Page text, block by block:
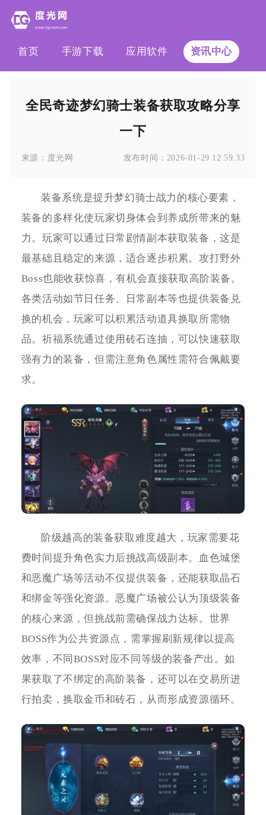
首页 手游下载 应用软件 资讯中心
全民奇迹梦幻骑士装备获取攻略分享
一下
来源： 度光网 发布时间： 2026-01-29 12:59:33
装备系统是提升梦幻骑士战力的核心要素，
装备的多样化使玩家切身体会到养成所带来的魅
力。玩家可以通过日常剧情副本获取装备，这是
最基础且稳定的来源，适合逐步积累。攻打野外
Boss也能收获惊喜，有机会直接获取高阶装备。
各类活动如节日任务、日常副本等也提供装备兑
换的机会，玩家可以积累活动道具换取所需物
品。祈福系统通过使用砖石连抽，可以快速获取
强有力的装备，但需注意角色属性需符合佩戴要
求。
阶级越高的装备获取难度越大，玩家需要花
费时间提升角色实力后挑战高级副本。血色城堡
和恶魔广场等活动不仅提供装备，还能获取晶石
和绑金等强化资源。恶魔广场被公认为顶级装备
的核心来源，但挑战前需确保战力达标。世界
BOSS作为公共资源点，需掌握刷新规律以提高
效率，不同BOSS对应不同等级的装备产出。如
果获取了不绑定的高阶装备，还可以在交易所进
行拍卖，换取金币和砖石，从而形成资源循环。